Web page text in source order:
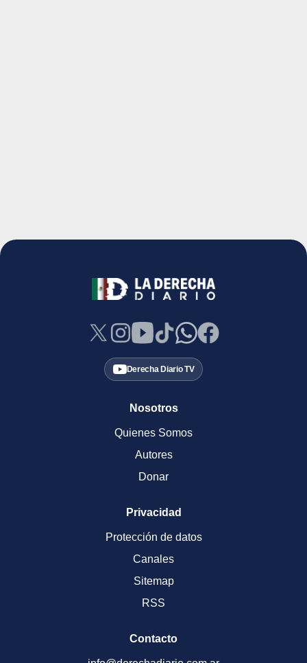
Derecha Diario TV
Nosotros
Quienes Somos
Autores
Donar
Privacidad
Protección de datos
Canales
Sitemap
RSS
Contacto